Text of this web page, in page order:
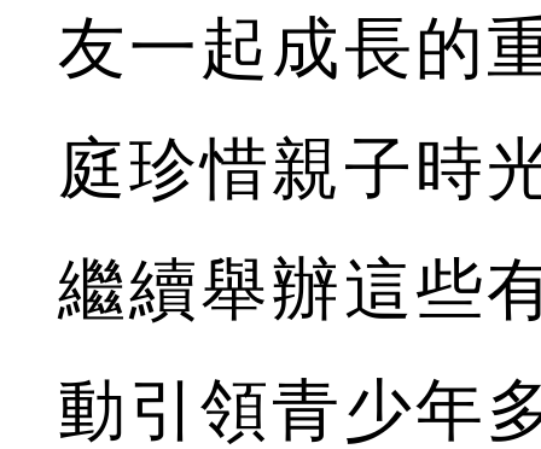
友一起成長的
庭珍惜親子時
繼續舉辦這些
動引領青少年